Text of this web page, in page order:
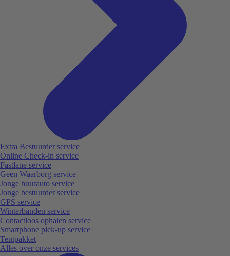
Extra Bestuurder service
Online Check-in service
Fastlane service
Geen Waarborg service
Jonge huurauto service
Jonge bestuurder service
GPS service
Winterbanden service
Contactloos ophalen service
Smartphone pick-up service
Tentpakket
Alles over onze services